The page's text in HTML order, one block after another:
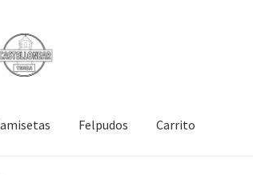
contenido
Felpudos Carrito